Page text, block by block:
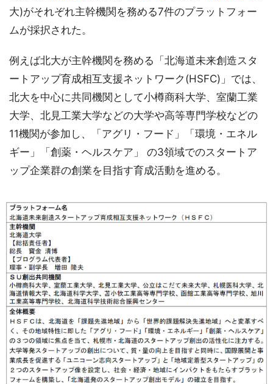
大)がそれぞれ主幹機関を務める7件のプラットフォー
ムが採択された。
例えば北大が主幹機関を務める「北海道未来創造スタ
ートアップ育成相互支援ネットワーク(HSFC)」では、
北大を中心に共同機関として小樽商科大学、室蘭工業
大学、北見工業大学などの大学や高等専門学校などの
11機関が参加し、「アグリ・フード」「環境・エネル
ギー」「創薬・ヘルスケア」 の3領域でのスタートア
ップ企業群の創業を目指す育成活動を進める。